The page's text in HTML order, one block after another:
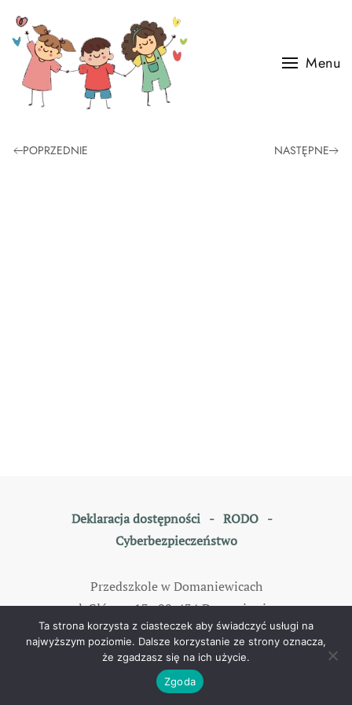
Skip to main content
Menu
POPRZEDNIE NASTĘPNE
Deklaracja dostępności- RODO-
Cyberbezpieczeństwo
Przedszkole w Domaniewicach
ul. Główna 13, 99-434 Domaniewice
tel: 46 838 35 79
All rights reserved. Designed byTOMKAM
Ta strona korzysta z ciasteczek aby świadczyć usługi na
najwyższym poziomie. Dalsze korzystanie ze strony oznacza,
że zgadzasz się na ich użycie.
Zgoda